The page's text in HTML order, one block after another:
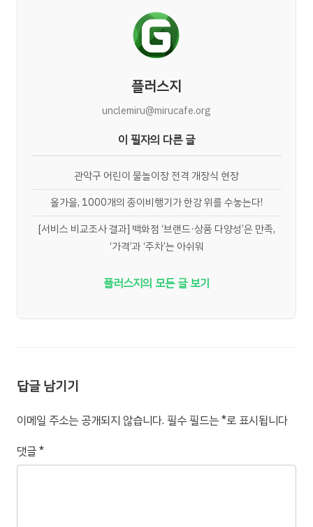
플러스지
unclemiru@mirucafe.org
이 필자의 다른 글
관악구 어린이 물놀이장 전격 개장식 현장
올가을, 1000개의 종이비행기가 한강 위를 수놓는다!
[서비스 비교조사 결과] 백화점 ‘브랜드·상품 다양성’은 만족,
‘가격’과 ‘주차’는 아쉬워
플러스지의 모든 글 보기
답글 남기기
이메일 주소는 공개되지 않습니다. 필수 필드는*로 표시됩니다
댓글*